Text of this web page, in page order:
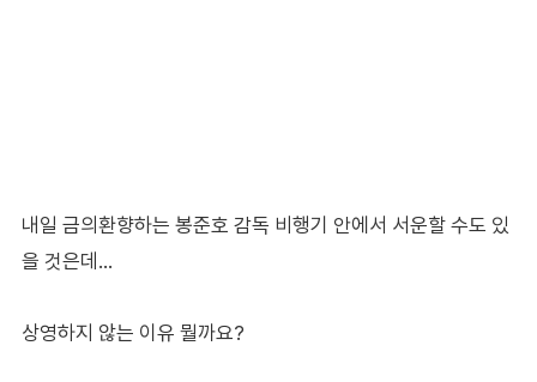
내일 금의환향하는 봉준호 감독 비행기 안에서 서운할 수도 있
을 것은데...
상영하지 않는 이유 뭘까요?